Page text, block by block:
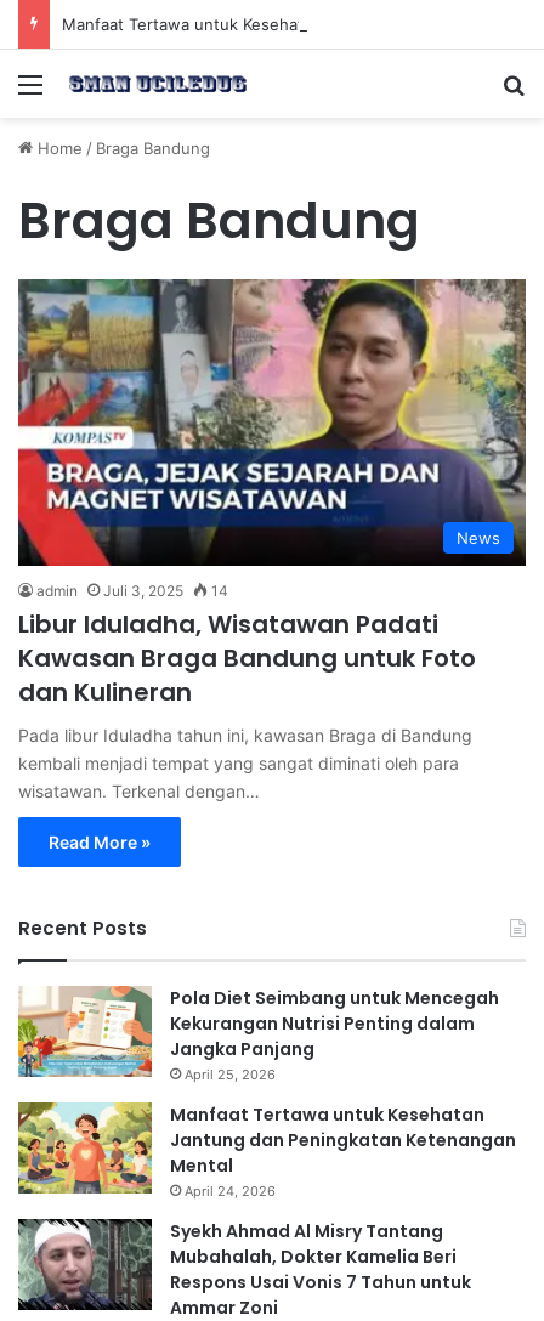
Menu
Home / Braga Bandung
Braga Bandung
News
admin Juli 3, 2025 14
Libur Iduladha, Wisatawan Padati
Kawasan Braga Bandung untuk Foto
dan Kulineran
Pada libur Iduladha tahun ini, kawasan Braga di Bandung
kembali menjadi tempat yang sangat diminati oleh para
wisatawan. Terkenal dengan…
Read More »
Recent Posts
Pola Diet Seimbang untuk Mencegah
Kekurangan Nutrisi Penting dalam
Jangka Panjang
April 25, 2026
Manfaat Tertawa untuk Kesehatan
Jantung dan Peningkatan Ketenangan
Mental
April 24, 2026
Syekh Ahmad Al Misry Tantang
Mubahalah, Dokter Kamelia Beri
Respons Usai Vonis 7 Tahun untuk
Ammar Zoni